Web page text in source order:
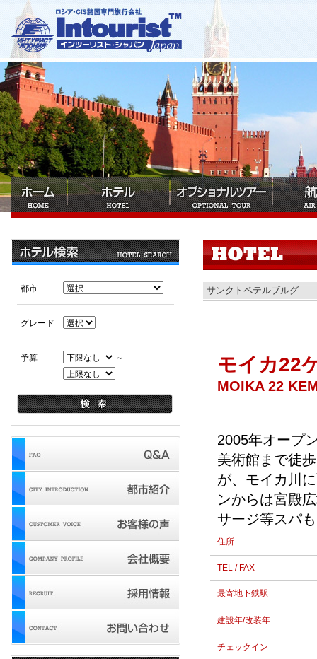
サンクトペテルブルグ
モイカ22
MOIKA 22
2005年オープ
美術館まで徒
が、モイカ川
ンからは宮殿
サージ等スパ
住所
TEL / FAX
最寄地下鉄駅
建設年/改装年
チェックイン
都市
グレード
予算 ～